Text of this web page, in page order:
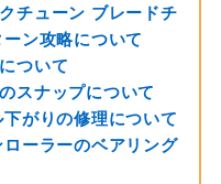
チューン ブレードチ
ン攻略について
ついて
スナップについて
がりの修理について
ーラーのベアリング